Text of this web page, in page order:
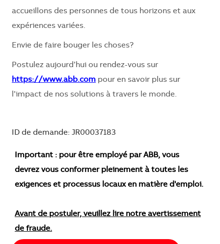
accueillons des personnes de tous horizons et aux
expériences variées.
Envie de faire bouger les choses?
Postulez aujourd’hui ou rendez-vous sur
https://www.abb.com pour en savoir plus sur
l’impact de nos solutions à travers le monde.
ID de demande: JR00037183
Important : pour être employé par ABB, vous
devrez vous conformer pleinement à toutes les
exigences et processus locaux en matière d'emploi.
Avant de postuler, veuillez lire notre avertissement
de fraude.